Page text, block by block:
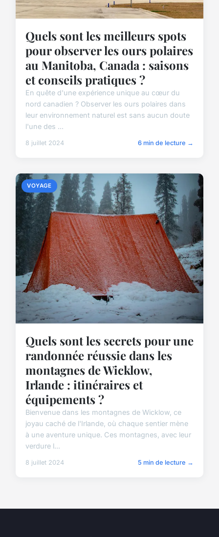
Quels sont les meilleurs spots
pour observer les ours polaires
au Manitoba, Canada : saisons
et conseils pratiques ?
En quête d'une expérience unique au cœur du
nord canadien ? Observer les ours polaires dans
leur environnement naturel est sans aucun doute
l'une des ...
8 juillet 2024 6 min de lecture →
VOYAGE
Quels sont les secrets pour une
randonnée réussie dans les
montagnes de Wicklow,
Irlande : itinéraires et
équipements ?
Bienvenue dans les montagnes de Wicklow, ce
joyau caché de l'Irlande, où chaque sentier mène
à une aventure unique. Ces montagnes, avec leur
verdure l...
8 juillet 2024 5 min de lecture →